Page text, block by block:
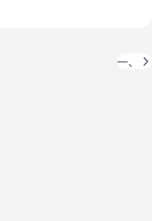
一、